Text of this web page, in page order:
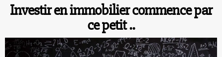
Investir en immobilier commence par
ce petit ..